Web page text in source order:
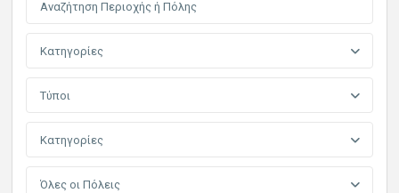
Κατηγορίες
Τύποι
Κατηγορίες
Όλες οι Πόλεις